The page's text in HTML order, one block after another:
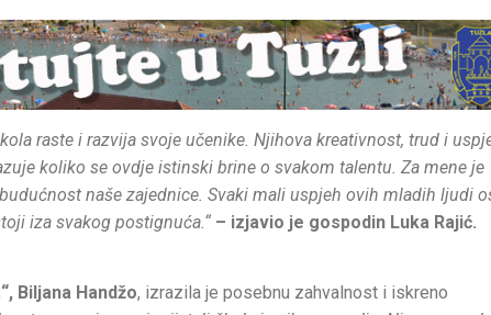
raste i razvija svoje učenike. Njihova kreativnost, trud i
koliko se ovdje istinski brine o svakom talentu. Za mene je
naše zajednice. Svaki mali uspjeh ovih mladih ljudi
iza svakog postignuća.“ – izjavio je gospodin Luka Rajić.
Biljana Handžo, izrazila je posebnu zahvalnost i iskreno